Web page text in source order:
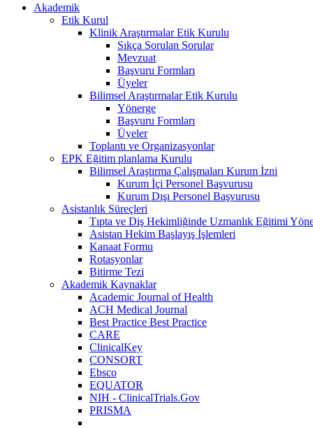
Akademik
Etik Kurul
Klinik Araştırmalar Etik Kurulu
Sıkça Sorulan Sorular
Mevzuat
Başvuru Formları
Üyeler
Bilimsel Araştırmalar Etik Kurulu
Yönerge
Başvuru Formları
Üyeler
Toplantı ve Organizasyonlar
EPK Eğitim planlama Kurulu
Bilimsel Araştırma Çalışmaları Kurum İzni
Kurum İçi Personel Başvurusu
Kurum Dışı Personel Başvurusu
Asistanlık Süreçleri
Tıpta ve Diş Hekimliğinde Uzmanlık Eğitimi
Asistan Hekim Başlayış İşlemleri
Kanaat Formu
Rotasyonlar
Bitirme Tezi
Akademik Kaynaklar
Academic Journal of Health
ACH Medical Journal
Best Practice Best Practice
CARE
ClinicalKey
CONSORT
Ebsco
EQUATOR
NIH - ClinicalTrials.Gov
PRISMA